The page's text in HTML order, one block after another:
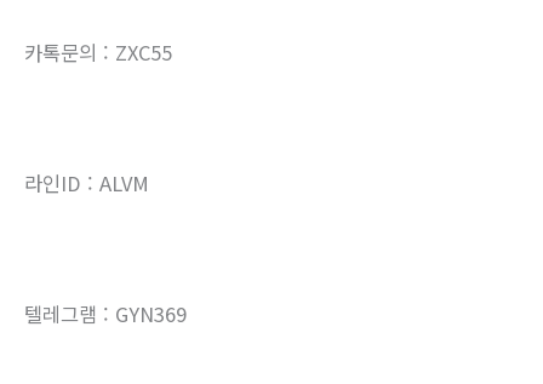
카톡문의 : ZXC55
라인ID : ALVM
텔레그램 : GYN369